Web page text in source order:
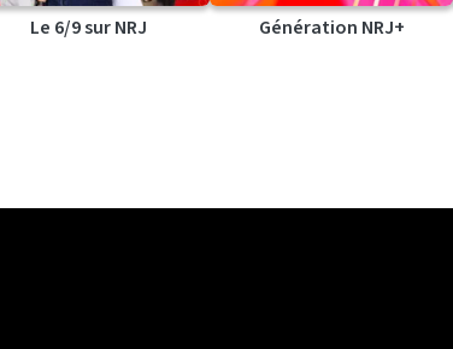
Le 6/9 sur NRJ Génération NRJ+